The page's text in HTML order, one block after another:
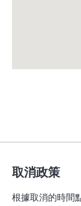
取消政策
根據取消的時間